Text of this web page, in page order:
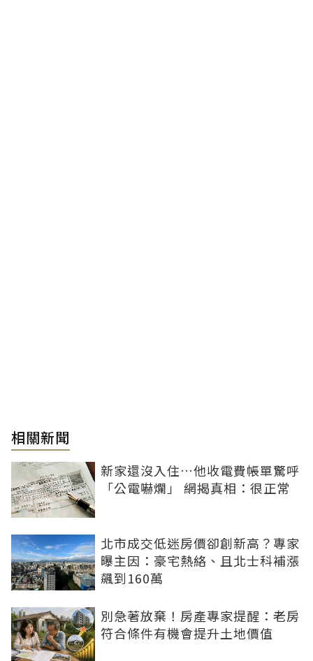
相關新聞
新家還沒入住…他收電費帳單驚呼
「公電嚇爛」 網揭真相：很正常
北市成交低迷房價卻創新高？專家
曝主因：豪宅熱絡、且北士科補漲
飆到160萬
別急著放棄！房產專家提醒：老房
符合條件有機會提升土地價值